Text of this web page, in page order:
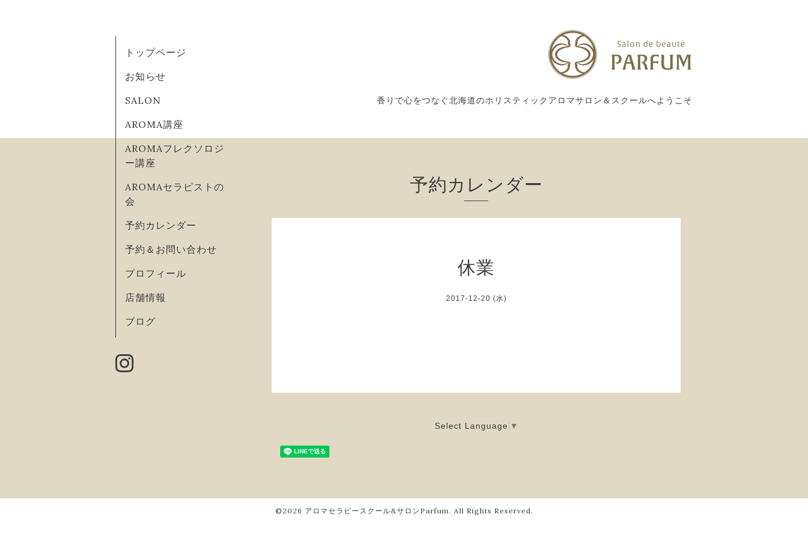
香りで心をつなぐ北海道のホリスティックアロマサロン＆スクールへようこそ
トップページ
お知らせ
SALON
AROMA講座
AROMAフレクソロジ
ー講座
AROMAセラピストの
会
予約カレンダー
予約＆お問い合わせ
プロフィール
店舗情報
ブログ
予約カレンダー
休業
2017-12-20 (水)
Select Language ▼
©2026 アロマセラピースクール&サロンParfum . All Rights Reserved.